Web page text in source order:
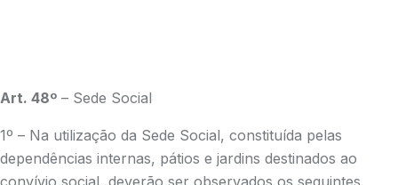
Art. 48º – Sede Social
1º – Na utilização da Sede Social, constituída pelas
dependências internas, pátios e jardins destinados ao
convívio social, deverão ser observados os seguintes